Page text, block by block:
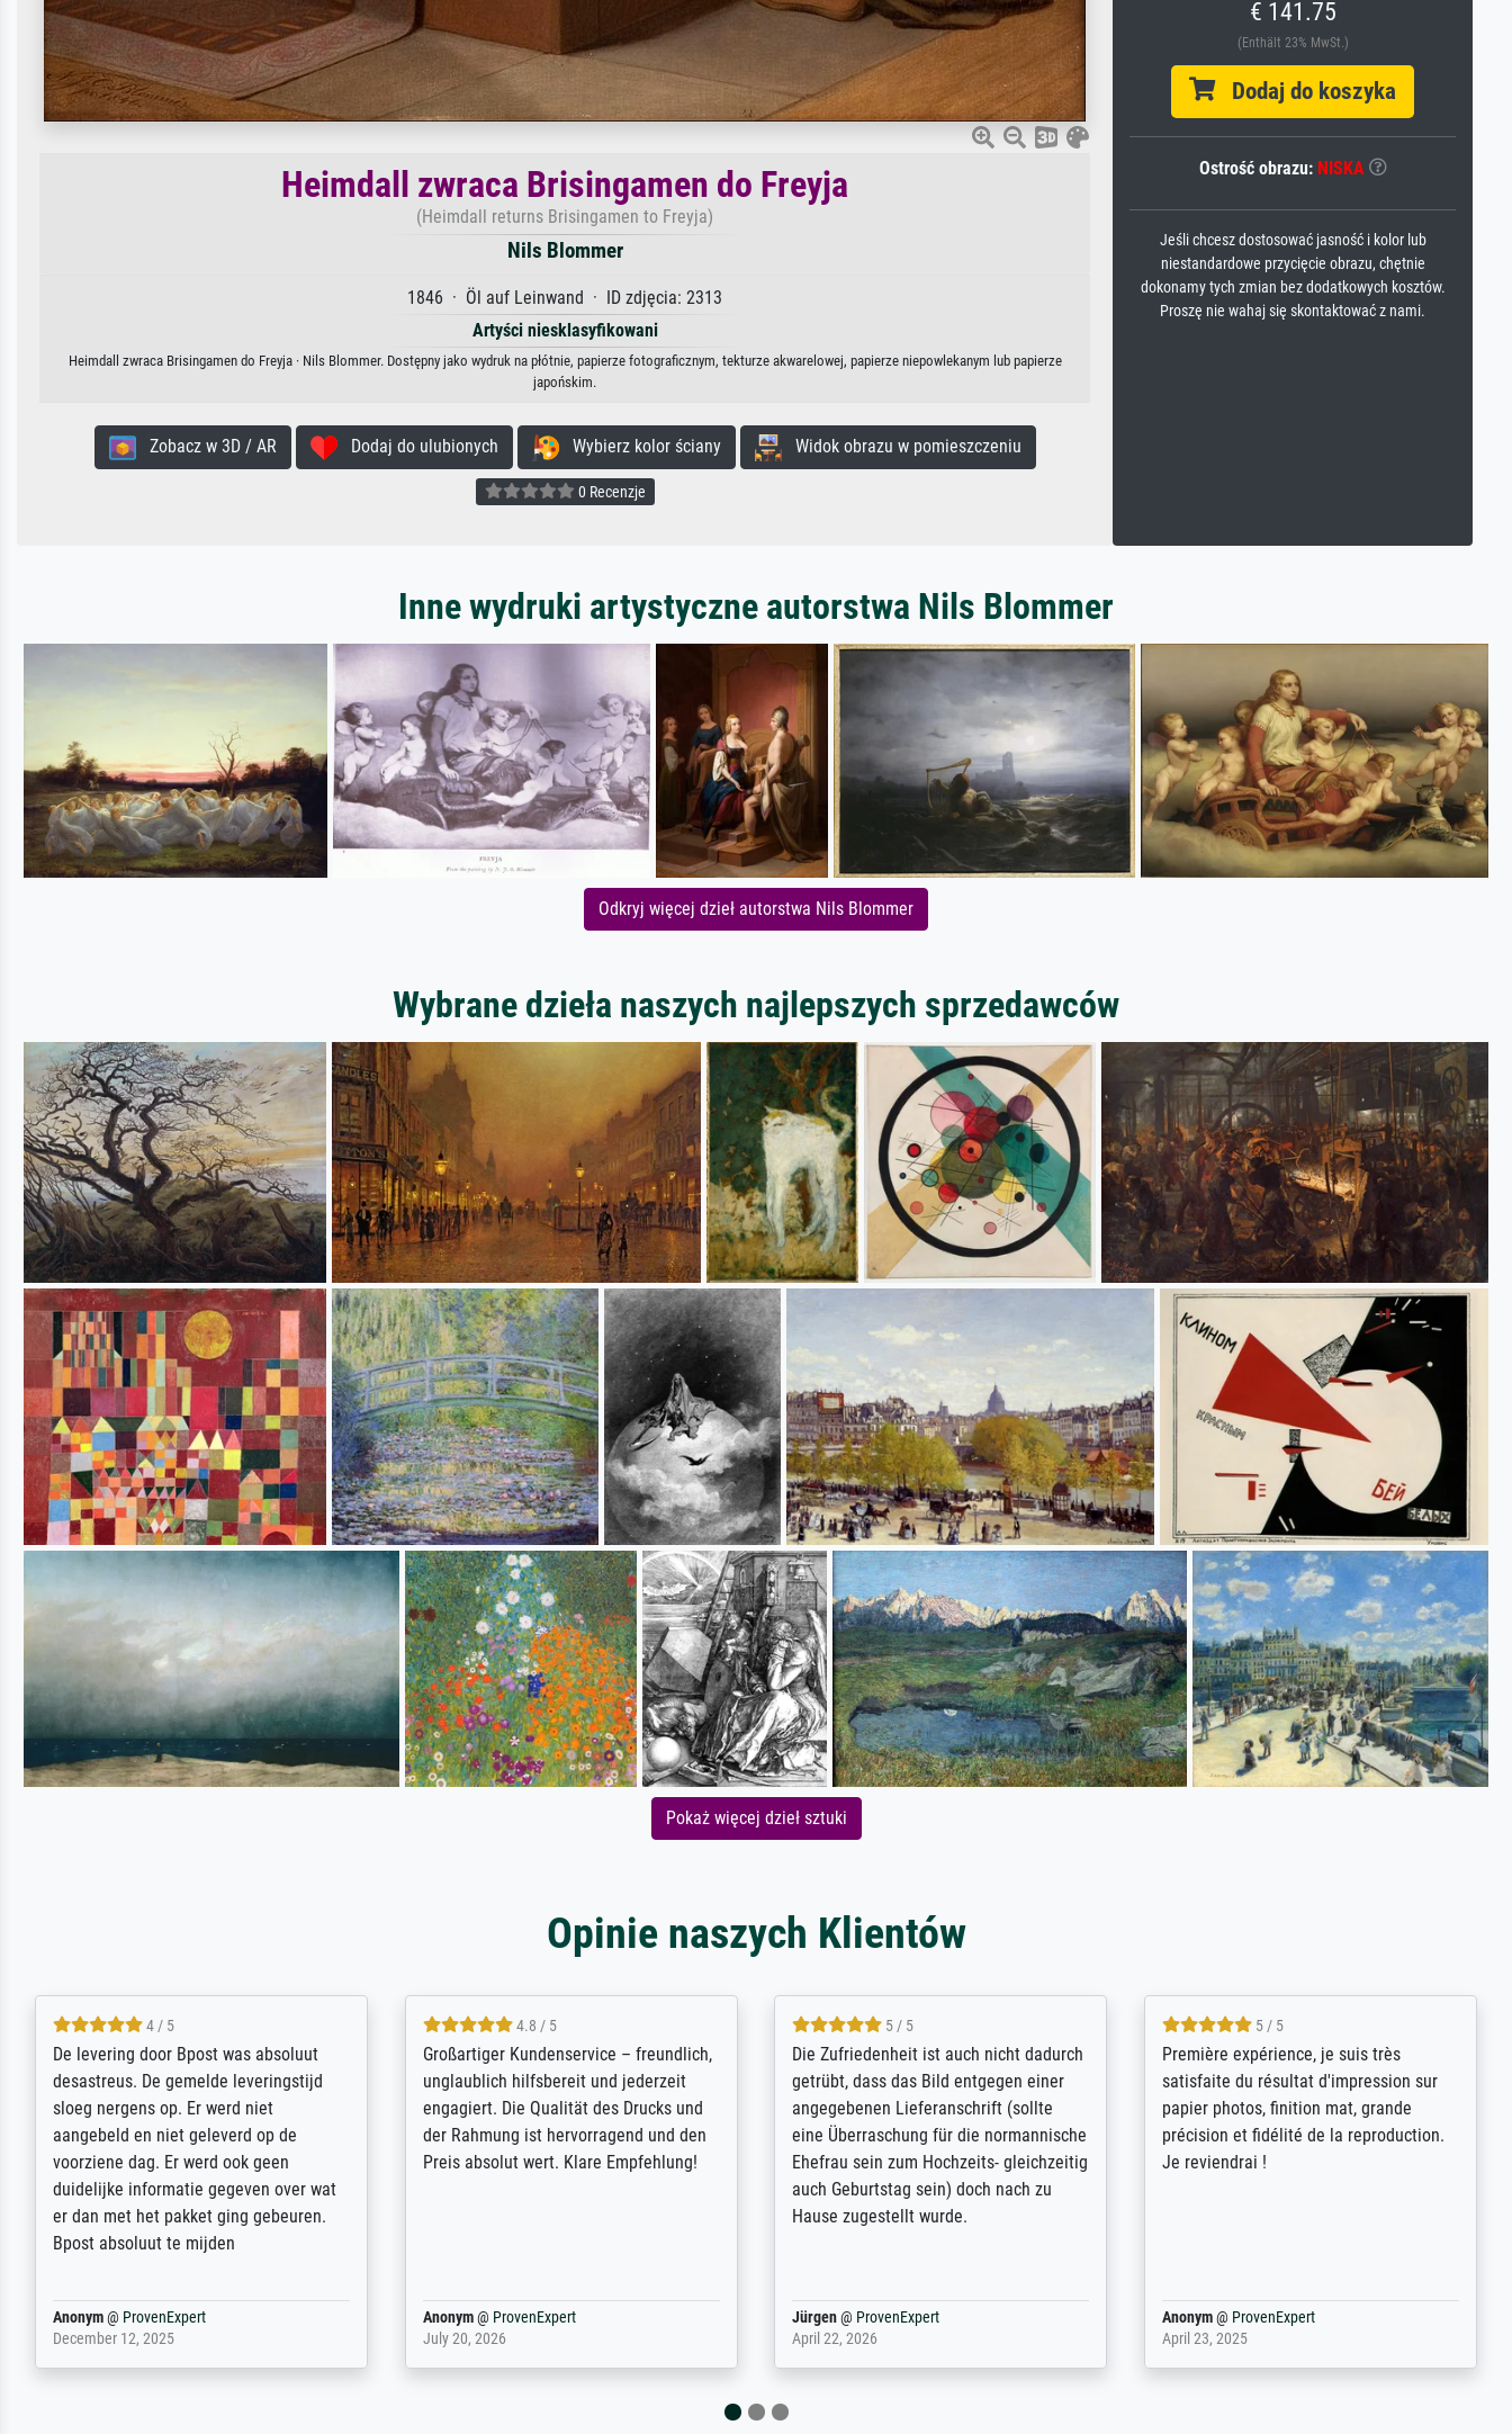
Heimdall zwraca Brisingamen do Freyja
(Heimdall returns Brisingamen to Freyja)
Nils Blommer
1846 · Öl auf Leinwand · ID zdjęcia: 2313
Artyści niesklasyfikowani
Heimdall zwraca Brisingamen do Freyja · Nils Blommer. Dostępny jako wydruk na płótnie, papierze fotograficznym, tekturze akwarelowej, papierze niepowlekanym lub papierze
japońskim.
Zobacz w 3D / AR Dodaj do ulubionych Wybierz kolor ściany Widok obrazu w pomieszczeniu
0 Recenzje
€ 141.75
(Enthält 23% MwSt.)
Dodaj do koszyka
Ostrość obrazu: NISKA
Jeśli chcesz dostosować jasność i kolor lub
niestandardowe przycięcie obrazu, chętnie
dokonamy tych zmian bez dodatkowych kosztów.
Proszę nie wahaj się skontaktować z nami.
Inne wydruki artystyczne autorstwa Nils Blommer
Odkryj więcej dzieł autorstwa Nils Blommer
Wybrane dzieła naszych najlepszych sprzedawców
Pokaż więcej dzieł sztuki
Opinie naszych Klientów
5 / 5
Sehr gute Qualität des Leinwanddrucks
und des Rahmens! Unser Bild wurde
sehr sorgfältig und sicher verpackt, so
dass es unbeschadet bei uns ankam. Es
wird nicht unser letzter Meisterdruck
sein. Vielen Dank!
Reinhold,@ProvenExpert
April 22, 2026
5 / 5
Für ein Erinnerungsbuch mit der
Feldpost meines Großvaters aus dem 1.
Weltkrieg benötigte ich ein
ausdrucksvolles Bild. Das habe ich bei
Ihnen gefunden. Bei der Auswahl der
weiter. Vielen ...
Margot@ProvenExpert
February 20, 2026
4.8 / 5
Hervorragende Qualität. Man kann sich
vieles anpassen lassen, wie z.B.:
Randentfernung, Farbe, Helligkeit,
Kontrast und Weiteres. Sehr freundliche
Kontaktperson per Mail. Das Bild (ein
Kunstdruck) wurde sehr gut verpackt -
sehr starke Papprolle mit Plastikdeckeln
Anonym@ProvenExpert
August 12, 2025
4.8 / 5
Qualité absolument irréprochable.
Extraordinaire diversité des thèmes
abordés et personnalisation des
demandes (recadrage, réajustement des
couleurs). Relation clientèle parfaite.
Anonym@ ProvenExpert
March 31, 2025